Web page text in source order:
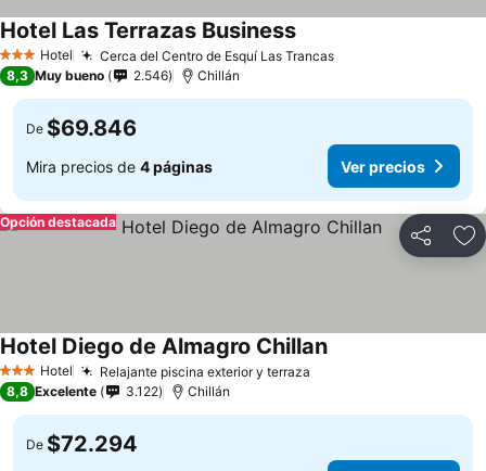
3 Estrellas
Hotel Cerca del Centro de Esquí Las Trancas
Hotel Las Terrazas Business
8,3 Muy bueno 2.546 Chillán
De $69.846
Mira precios de 4 páginas Ver precios
Compartir
Opción destacada
3 Estrellas
Hotel Relajante piscina exterior y terraza
Hotel Diego de Almagro Chillan
8,8 Excelente 3.122 Chillán
De $72.294